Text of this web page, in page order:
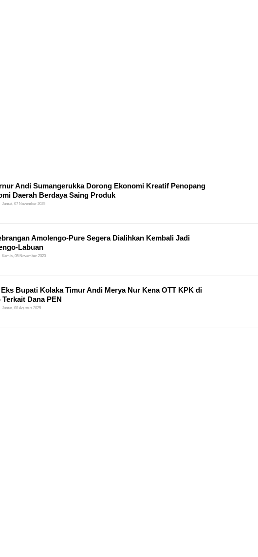
Andi Sumangerukka Dorong Ekonomi Kreatif Penopang
Daerah Berdaya Saing Produk
Jumat, 07 November 2025
Amolengo-Pure Segera Dialihkan Kembali Jadi
Labuan
Kamis, 05 November 2020
Bupati Kolaka Timur Andi Merya Nur Kena OTT KPK di
Terkait Dana PEN
Jumat, 08 Agustus 2025